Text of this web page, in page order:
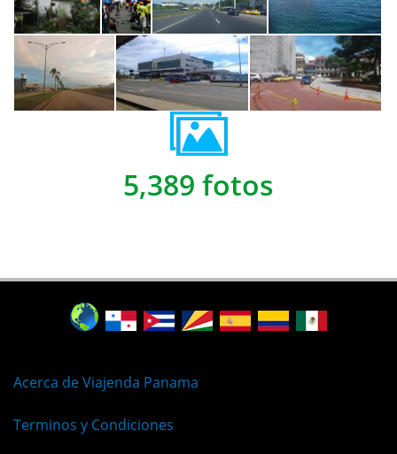
5,389 fotos
Acerca de Viajenda Panama
Terminos y Condiciones